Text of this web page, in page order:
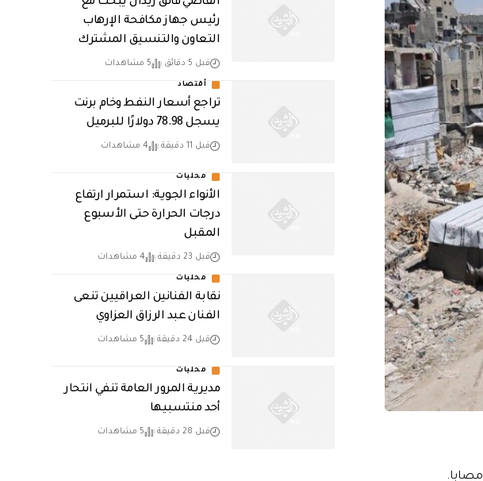
رئيس جهاز مكافحة الإرهاب
التعاون والتنسيق المشترك
قبل 5 دقائق 5 مشاهدات
أقتصاد
تراجع أسعار النفط وخام برنت
يسجل 78.98 دولارًا للبرميل
قبل 11 دقيقة 4 مشاهدات
محليات
الأنواء الجوية: استمرار ارتفاع
درجات الحرارة حتى الأسبوع
المقبل
قبل 23 دقيقة 4 مشاهدات
محليات
نقابة الفنانين العراقيين تنعى
الفنان عبد الرزاق العزاوي
قبل 24 دقيقة 5 مشاهدات
محليات
مديرية المرور العامة تنفي انتحار
أحد منتسبيها
قبل 28 دقيقة 5 مشاهدات